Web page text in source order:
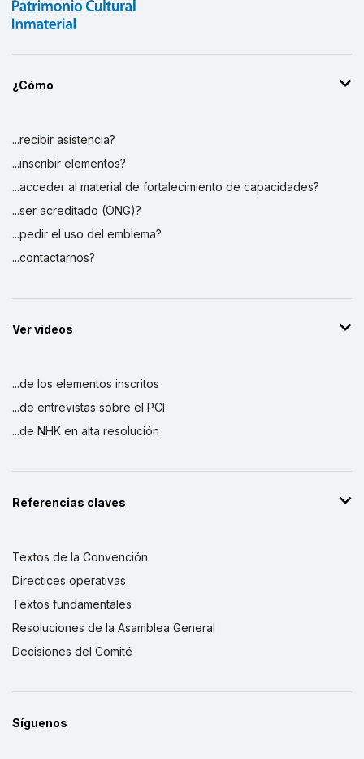
¿Cómo
...recibir asistencia?
...inscribir elementos?
...acceder al material de fortalecimiento de capacidades?
...ser acreditado (ONG)?
...pedir el uso del emblema?
...contactarnos?
Ver vídeos
...de los elementos inscritos
...de entrevistas sobre el PCI
...de NHK en alta resolución
Referencias claves
Textos de la Convención
Directices operativas
Textos fundamentales
Resoluciones de la Asamblea General
Decisiones del Comité
Síguenos